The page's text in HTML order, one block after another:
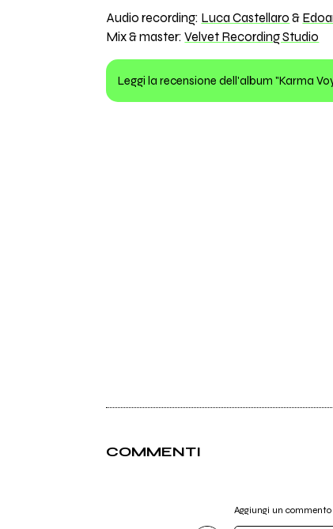
Audio recording: Luca Castellaro &
Mix & master:Velvet Recording Studio
Leggi la recensione dell'album "Karma
COMMENTI
Aggiungi un commento